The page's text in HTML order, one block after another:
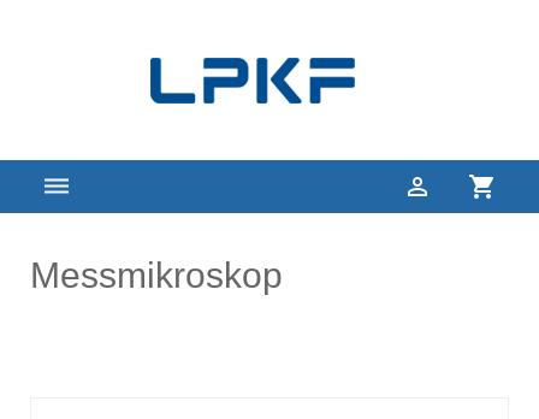
 

Messmikroskop